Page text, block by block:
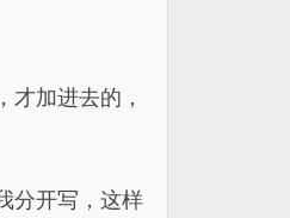
加进去的，
分开写，这样